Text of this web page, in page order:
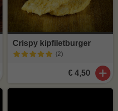
Crispy kipfiletburger
(2)
€ 4,50